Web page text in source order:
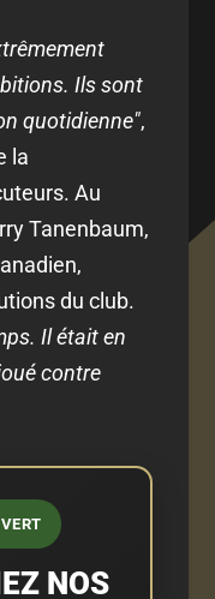
Ils sont
quotidienne",
la
Au
Tanenbaum,
du club.
Il était en
contre
NOS